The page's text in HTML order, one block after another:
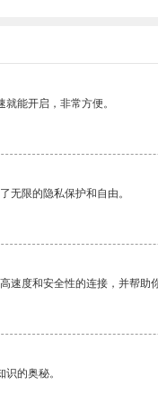
能开启，非常方便。
无限的隐私保护和自由。
速度和安全性的连接，并帮助
的奥秘。